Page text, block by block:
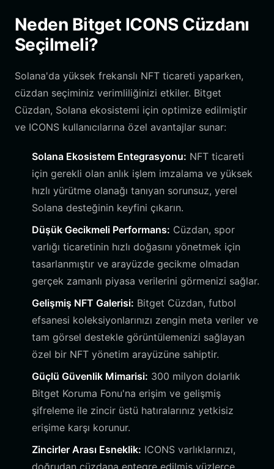
Neden Bitget ICONS Cüzdanı
Seçilmeli?
Solana'da yüksek frekanslı NFT ticareti yaparken,
cüzdan seçiminiz verimliliğinizi etkiler. Bitget
Cüzdan, Solana ekosistemi için optimize edilmiştir
ve ICONS kullanıcılarına özel avantajlar sunar:
Solana Ekosistem Entegrasyonu: NFT ticareti
için gerekli olan anlık işlem imzalama ve yüksek
hızlı yürütme olanağı tanıyan sorunsuz, yerel
Solana desteğinin keyfini çıkarın.
Düşük Gecikmeli Performans: Cüzdan, spor
varlığı ticaretinin hızlı doğasını yönetmek için
tasarlanmıştır ve arayüzde gecikme olmadan
gerçek zamanlı piyasa verilerini görmenizi sağlar.
Gelişmiş NFT Galerisi: Bitget Cüzdan, futbol
efsanesi koleksiyonlarınızı zengin meta veriler ve
tam görsel destekle görüntülemenizi sağlayan
özel bir NFT yönetim arayüzüne sahiptir.
Güçlü Güvenlik Mimarisi: 300 milyon dolarlık
Bitget Koruma Fonu'na erişim ve gelişmiş
şifreleme ile zincir üstü hatıralarınız yetkisiz
erişime karşı korunur.
Zincirler Arası Esneklik: ICONS varlıklarınızı,
doğrudan cüzdana entegre edilmiş yüzlerce